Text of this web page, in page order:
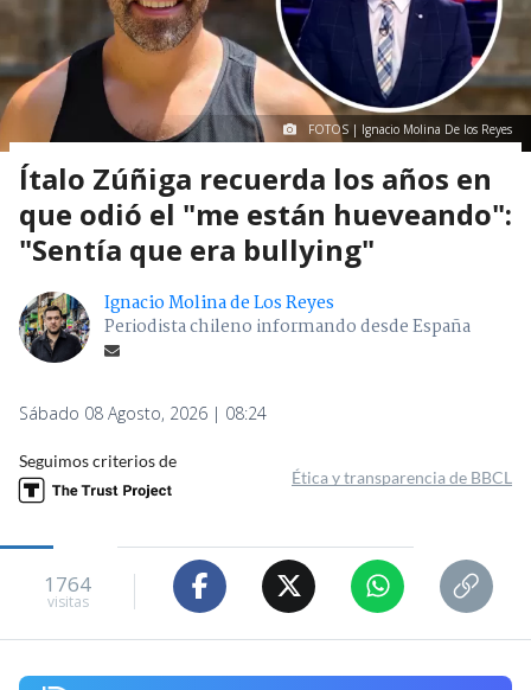
FOTOS | Ignacio Molina De los Reyes
Ítalo Zúñiga recuerda los años en
que odió el "me están hueveando":
"Sentía que era bullying"
Ignacio Molina de Los Reyes
Periodista chileno informando desde España
Sábado 08 Agosto, 2026 | 08:24
Seguimos criterios de
Ética y transparencia de BBCL
1764
visitas